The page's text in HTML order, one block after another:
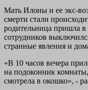
Мать Илоны и ее экс-
смерти стали
родительница пришла
сотрудников
странные явления и
«В 10 часов вечера
на подоконник
смотрела в окошко», -